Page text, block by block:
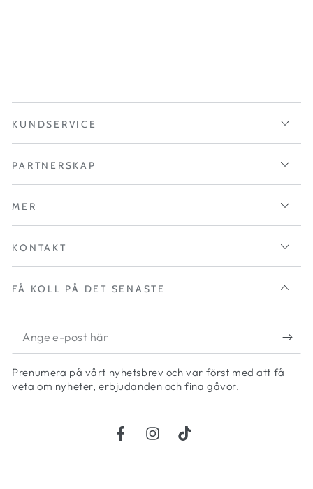
KUNDSERVICE
PARTNERSKAP
MER
KONTAKT
FÅ KOLL PÅ DET SENASTE
Ange
e-
post
Prenumera på vårt nyhetsbrev och var först med att få
veta om nyheter, erbjudanden och fina gåvor.
FacebookInstagram
TikTok